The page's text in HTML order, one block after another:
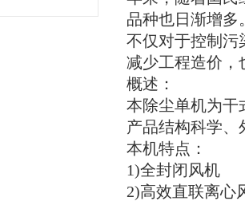
品种也日渐增多
不仅对于控制污
减少工程造价，
概述：
本除尘单机为干
产品结构科学、
本机特点：
1)全封闭风机
2)高效直联离心